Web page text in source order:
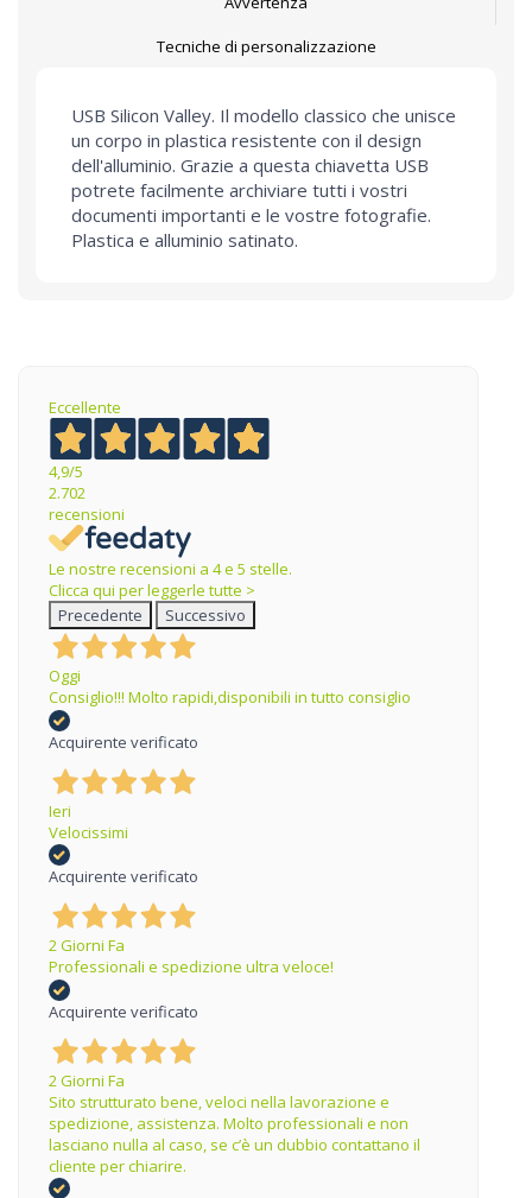
Tecniche di personalizzazione
USB Silicon Valley. Il modello classico che unisce
un corpo in plastica resistente con il design
dell'alluminio. Grazie a questa chiavetta USB
potrete facilmente archiviare tutti i vostri
documenti importanti e le vostre fotografie.
Plastica e alluminio satinato.
Eccellente
4,9/5
2.702
recensioni
Le nostre recensioni a 4 e 5 stelle.
Clicca qui per leggerle tutte >
Precedente
Successivo
Oggi
Consiglio!!! Molto rapidi,disponibili in tutto consiglio
Acquirente verificato
Ieri
Velocissimi
Acquirente verificato
2 Giorni Fa
Professionali e spedizione ultra veloce!
Acquirente verificato
2 Giorni Fa
Sito strutturato bene, veloci nella lavorazione e
spedizione, assistenza. Molto professionali e non
lasciano nulla al caso, se c’è un dubbio contattano il
cliente per chiarire.